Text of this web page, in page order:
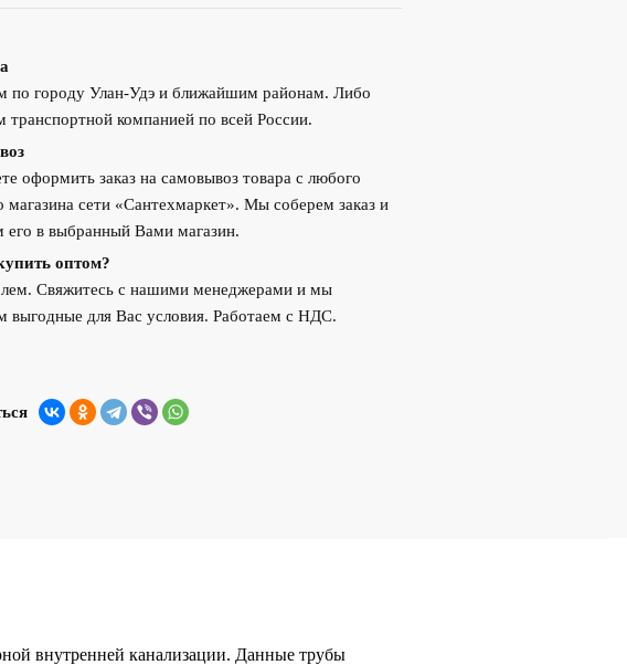
по городу Улан-Удэ и ближайшим районам. Либо
транспортной компанией по всей России.
оформить заказ на самовывоз товара с любого
магазина сети «Сантехмаркет». Мы соберем заказ и
его в выбранный Вами магазин.
оптом?
Свяжитесь с нашими менеджерами и мы
выгодные для Вас условия. Работаем с НДС.
внутренней канализации. Данные трубы